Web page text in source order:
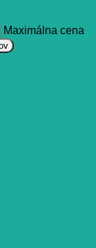
Maximálna cena